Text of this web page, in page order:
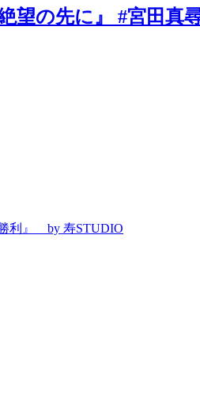
の先に』 #宮田真
利』 by 寿STUDIO